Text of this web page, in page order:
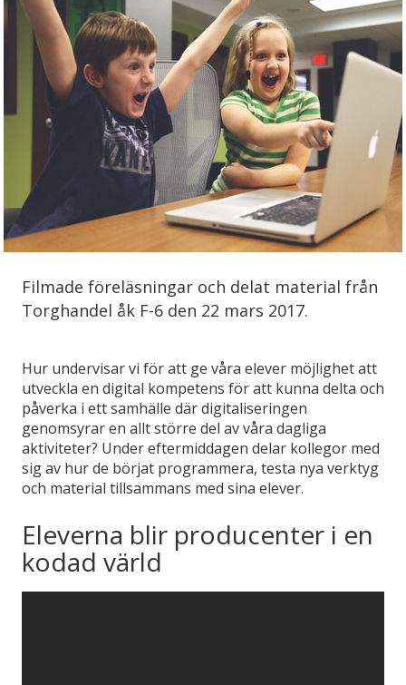
Filmade föreläsningar och delat material från
Torghandel åk F-6 den 22 mars 2017.
Hur undervisar vi för att ge våra elever möjlighet att
utveckla en digital kompetens för att kunna delta och
påverka i ett samhälle där digitaliseringen
genomsyrar en allt större del av våra dagliga
aktiviteter? Under eftermiddagen delar kollegor med
sig av hur de börjat programmera, testa nya verktyg
och material tillsammans med sina elever.
Eleverna blir producenter i en
kodad värld